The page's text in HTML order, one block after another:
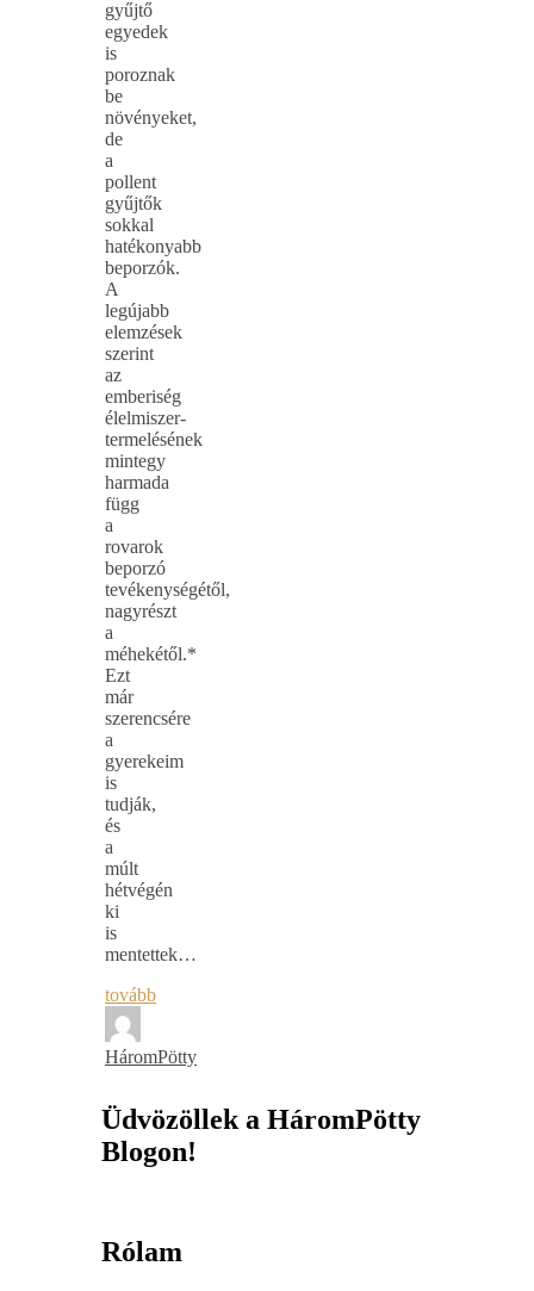
gyűjtő
egyedek
is
poroznak
be
növényeket,
de
a
pollent
gyűjtők
sokkal
hatékonyabb
beporzók.
A
legújabb
elemzések
szerint
az
emberiség
élelmiszer-
termelésének
mintegy
harmada
függ
a
rovarok
beporzó
tevékenységétől,
nagyrészt
a
méhekétől.*
Ezt
már
szerencsére
a
gyerekeim
is
tudják,
és
a
múlt
hétvégén
ki
is
mentettek…
tovább
HáromPötty
Üdvözöllek a HáromPötty
Blogon!
Rólam